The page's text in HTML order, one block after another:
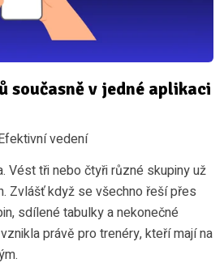
současně v jedné aplikaci
vedení
Vést tři nebo čtyři různé skupiny už
Zvlášť když se všechno řeší přes
sdílené tabulky a nekonečné
právě pro trenéry, kteří mají na